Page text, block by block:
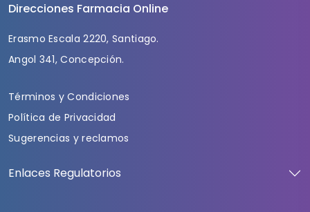
Direcciones Farmacia Online
Erasmo Escala 2220, Santiago.
Angol 341, Concepción.
Términos y Condiciones
Política de Privacidad
Sugerencias y reclamos
Enlaces Regulatorios